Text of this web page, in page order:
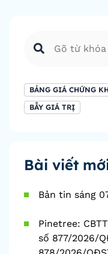
BẢNG GIÁ CHỨNG
BẪY GIÁ TRỊ
Bài viết
Bản tin sáng
Pinetree:
số 877/2026/